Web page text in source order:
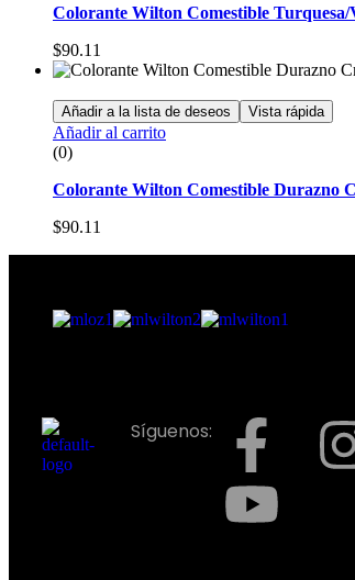
Colorante Wilton Comestible Turquesa/
$90.11
Añadir a la lista de deseos Vista rápida
Añadir al carrito
(0)
Colorante Wilton Comestible Durazno
$90.11
Síguenos: